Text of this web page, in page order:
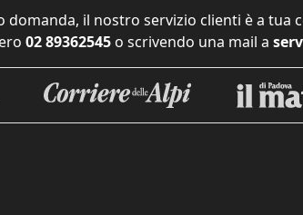
domanda, il nostro servizio clienti è a tua
02 89362545 o scrivendo una mail a